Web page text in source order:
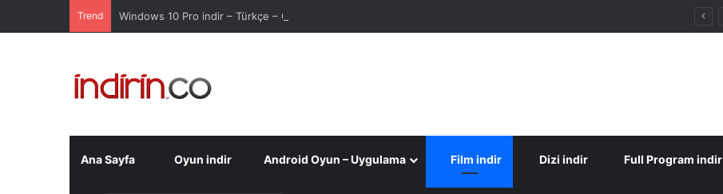
Trend Windows 10 Pro indir – Türkçe – Güncel 2025
Ana Sayfa Oyun indir Android Oyun – Uygulama Film indir Dizi indir Full Program indir